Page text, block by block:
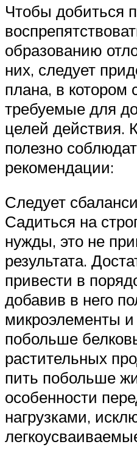
Чтобы добиться
образованию
них, следует
плана, в котором
требуемые для
целей действия.
полезно
рекомендации:
Следует
Садиться на
нужды, это не
результата.
привести в
добавив в него
микроэлементы
побольше
растительных
пить побольше
особенности
нагрузками,